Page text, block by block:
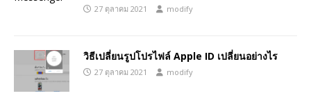
27 ตุลาคม 2021 modify
วิธีเปลี่ยนรูปโปรไฟล์ Apple ID เปลี่ยนอย่างไร
27 ตุลาคม 2021 modify